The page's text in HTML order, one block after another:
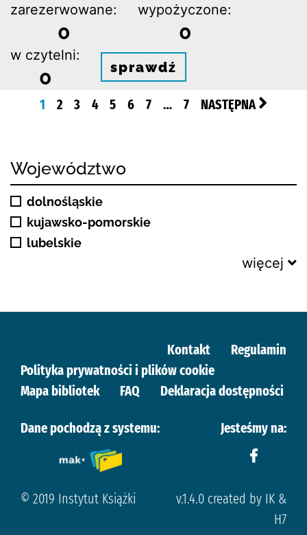
zarezerwowane:
0
wypożyczone:
0
w czytelni:
0 sprawdź
1 2 3 4 5 6 7 … 7 NASTĘPNA
Województwo
dolnośląskie
kujawsko-pomorskie
lubelskie
więcej
Kontakt
Regulamin
Polityka prywatności i plików cookie
Mapa bibliotek
FAQ Deklaracja dostępności
Dane pochodzą z systemu: Jesteśmy na:
© 2019 Instytut Książki
v.1.4.0 created by IK &
H7